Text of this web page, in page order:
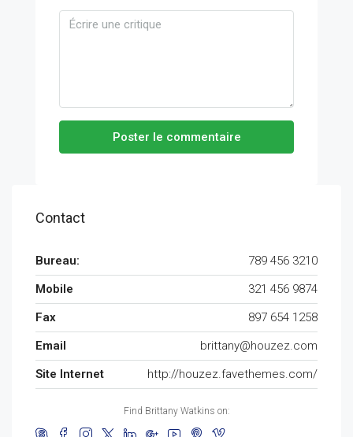
Poster le commentaire
Contact
Bureau:
789 456 3210
Mobile
321 456 9874
Fax
897 654 1258
Email
brittany@houzez.com
Site Internet
http://houzez.favethemes.com/
Find Brittany Watkins on: